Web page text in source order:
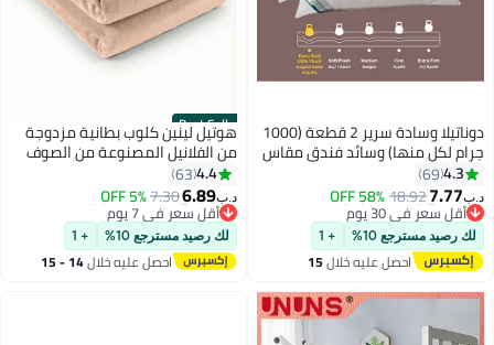
دوناتيلا وسادة سرير 2 قطعة (1000
جرام لكل منها) وسائد فندق مقاس
كينج 50 * 75 سنتيمتر وسادة سرير
مضادة للحساسية ناعمة من الألياف
الدقيقة ، أبيض
4.3
69
د.ب‏7.77
18.92
58% OFF
#9 في وسائد الفراش
أقل سعر في 30 يوم
#9 في وسائد الفراش
لك رصيد مسترجع 10% + 1
احصل عليه خلال15
Best Seller
هوتيل لينين كلوب بطانية مزدوجة
من الفلانيل المصنوعة من الصوف
الدقيق، 260 جرام لكل متر مربع،
220 سم، كريمي
4.4
63
د.ب‏6.89
7.30
5% OFF
#6 في بطانيات السرير
أقل سعر في 7 يوم
#6 في بطانيات السرير
لك رصيد مسترجع 10% + 1
احصل عليه خلال 14 - 15